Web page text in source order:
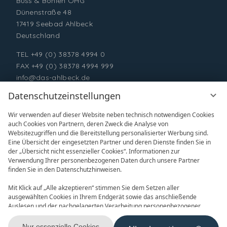
Datenschutzeinstellungen
Wir verwenden auf dieser Website neben technisch notwendigen Cookies
auch Cookies von Partnern, deren Zweck die Analyse von
Websitezugriffen und die Bereitstellung personalisierter Werbung sind.
Eine Übersicht der eingesetzten Partner und deren Dienste finden Sie in
der „Übersicht nicht essenzieller Cookies“. Informationen zur
Verwendung Ihrer personenbezogenen Daten durch unsere Partner
finden Sie in den Datenschutzhinweisen.
Mit Klick auf „Alle akzeptieren“ stimmen Sie dem Setzen aller
ausgewählten Cookies in Ihrem Endgerät sowie das anschließende
Auslesen und der nachgelagerten Verarbeitung personenbezogener
Daten (z.B. Ihrer IP-Adresse) durch uns und unseren Partnern zu. Falls
Sie damit nicht einverstanden sind, klicken Sie bitte auf „Nur essenzielle
Dünenstraße 48
17419 Seebad Ahlbeck
Deutschland
TEL +49 (0) 38378 4994 0
FAX +49 (0) 38378 4994 999
info@das-ahlbeck.de
ONLINE BUCHEN ANFRAGEN